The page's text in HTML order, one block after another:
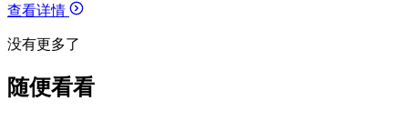
查看详情
没有更多了
随便看看